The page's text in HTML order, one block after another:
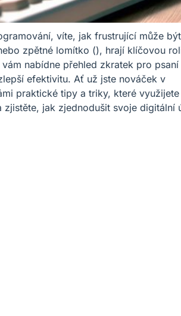
víte, jak frustrující může
zpětné lomítko (), hrají klíčovou
nabídne přehled zkratek pro
efektivitu. Ať už jste nováček v
praktické tipy a triky, které
jak zjednodušit svoje digitální